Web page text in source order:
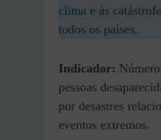
clima e às
todos os países.
Indicador:
pessoas
por desastres
eventos extremos.